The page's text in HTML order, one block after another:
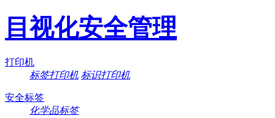
目视化安全管理
打印机
标签打印机 标识打印机
安全标签
化学品标签